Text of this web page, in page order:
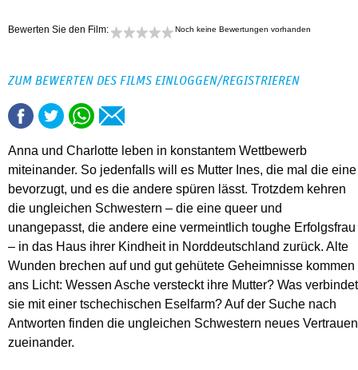
Bewerten Sie den Film: Noch keine Bewertungen vorhanden
ZUM BEWERTEN DES FILMS EINLOGGEN/REGISTRIEREN
Anna und Charlotte leben in konstantem Wettbewerb
miteinander. So jedenfalls will es Mutter Ines, die mal die eine
bevorzugt, und es die andere spüren lässt. Trotzdem kehren
die ungleichen Schwestern – die eine queer und
unangepasst, die andere eine vermeintlich toughe Erfolgsfrau
– in das Haus ihrer Kindheit in Norddeutschland zurück. Alte
Wunden brechen auf und gut gehütete Geheimnisse kommen
ans Licht: Wessen Asche versteckt ihre Mutter? Was verbindet
sie mit einer tschechischen Eselfarm? Auf der Suche nach
Antworten finden die ungleichen Schwestern neues Vertrauen
zueinander.